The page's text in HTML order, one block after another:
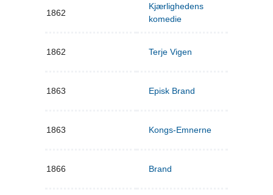
1862
Kjærlighedens
komedie
1862 Terje Vigen
1863 Episk Brand
1863 Kongs-Emnerne
1866 Brand